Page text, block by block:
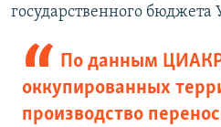
государственного
По данным
оккупированных
производство